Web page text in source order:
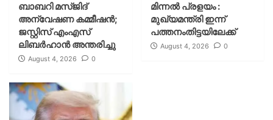
ബാബറി മസ്ജിദ്
അന്വേഷണ കമ്മീഷന്‍;
ജസ്റ്റിസ് എംഎസ്
ലിബര്‍ഹാന്‍ അന്തരിച്ചു
August 4, 2026 0
മിന്നല്‍ പ്രളയം :
മുഖ്യമന്ത്രി ഇന്ന്
പത്തനംതിട്ടയിലേക്ക്
August 4, 2026 0